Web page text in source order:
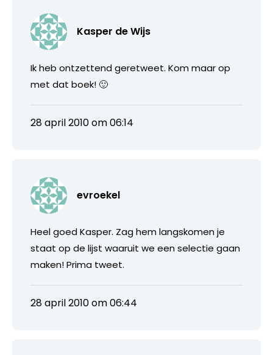
Kasper de Wijs
Ik heb ontzettend geretweet. Kom maar op
met dat boek! 🙂
28 april 2010 om 06:14
evroekel
Heel goed Kasper. Zag hem langskomen je
staat op de lijst waaruit we een selectie gaan
maken! Prima tweet.
28 april 2010 om 06:44